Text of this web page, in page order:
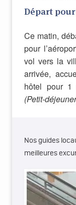
Départ
Ce matin,
pour
vol vers la
arrivée,
hôtel pour 1
(Petit-
Nos guides
meilleures